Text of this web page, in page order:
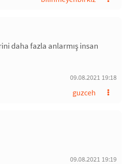
daha fazla anlarmış insan
09.08.2021 19:18
guzceh
09.08.2021 19:19